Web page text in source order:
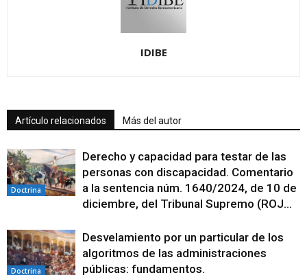
IDIBE
Artículo relacionados Más del autor
Doctrina
Derecho y capacidad para testar de las
personas con discapacidad. Comentario
a la sentencia núm. 1640/2024, de 10 de
diciembre, del Tribunal Supremo (ROJ...
Doctrina
Desvelamiento por un particular de los
algoritmos de las administraciones
públicas: fundamentos.